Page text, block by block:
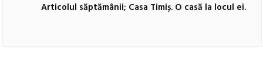
Articolul săptămânii; Casa Timiș. O casă la locul ei.